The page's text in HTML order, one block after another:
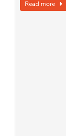
Read more